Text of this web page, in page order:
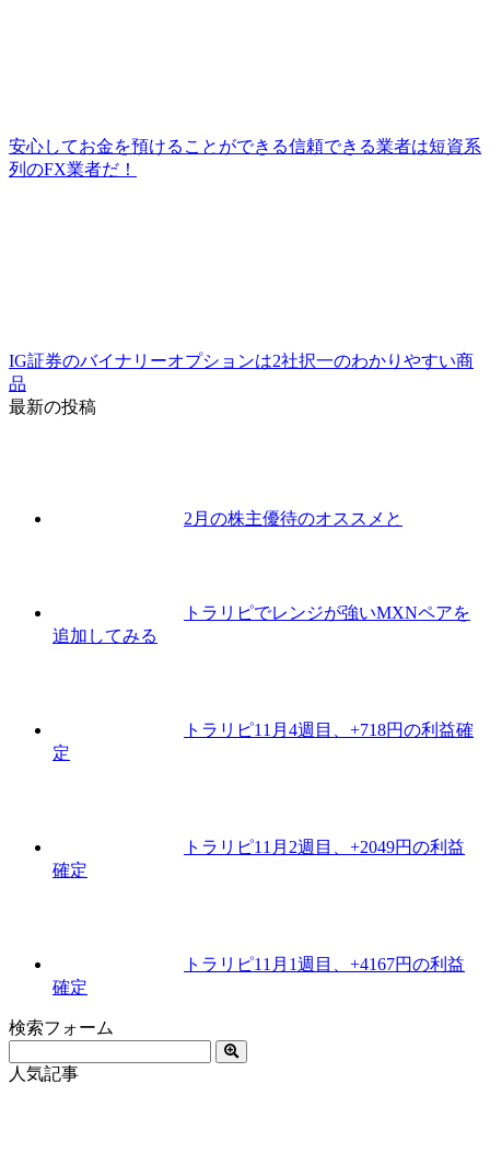
安心してお金を預けることができる信頼できる業者は短資系
列のFX業者だ！
IG証券のバイナリーオプションは2社択一のわかりやすい商
品
最新の投稿
2月の株主優待のオススメと
トラリピでレンジが強いMXNペアを
追加してみる
トラリピ11月4週目、+718円の利益確
定
トラリピ11月2週目、+2049円の利益
確定
トラリピ11月1週目、+4167円の利益
確定
検索フォーム
人気記事